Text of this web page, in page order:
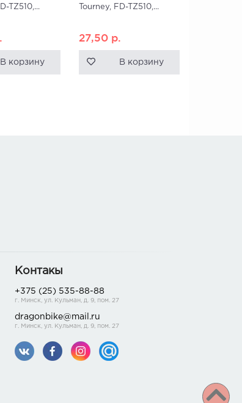
TZ510,...
В корзину
Tourney, FD-TZ510,...
27,50 р.
В корзину
Контакы
+375 (25) 535-88-88
г. Минск, ул. Кульман, д. 9, пом. 27
dragonbike@mail.ru
г. Минск, ул. Кульман, д. 9, пом. 27